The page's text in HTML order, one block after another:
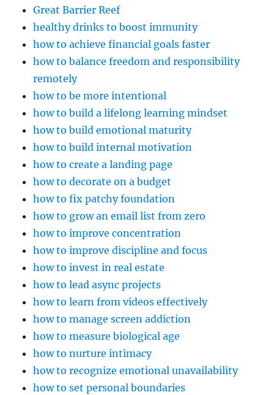
Great Barrier Reef
healthy drinks to boost immunity
how to achieve financial goals faster
how to balance freedom and responsibility
remotely
how to be more intentional
how to build a lifelong learning mindset
how to build emotional maturity
how to build internal motivation
how to create a landing page
how to decorate on a budget
how to fix patchy foundation
how to grow an email list from zero
how to improve concentration
how to improve discipline and focus
how to invest in real estate
how to lead async projects
how to learn from videos effectively
how to manage screen addiction
how to measure biological age
how to nurture intimacy
how to recognize emotional unavailability
how to set personal boundaries